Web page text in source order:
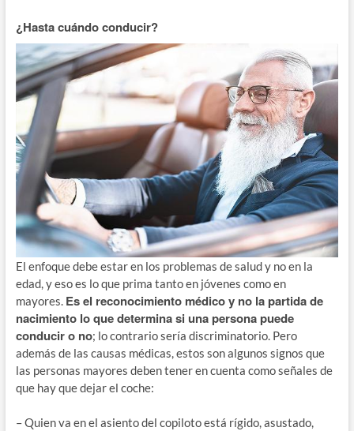
¿Hasta cuándo conducir?
El enfoque debe estar en los problemas de salud y no en la
edad, y eso es lo que prima tanto en jóvenes como en
mayores. Es el reconocimiento médico y no la partida de
nacimiento lo que determina si una persona puede
conducir o no; lo contrario sería discriminatorio. Pero
además de las causas médicas, estos son algunos signos que
las personas mayores deben tener en cuenta como señales de
que hay que dejar el coche:
– Quien va en el asiento del copiloto está rígido, asustado,